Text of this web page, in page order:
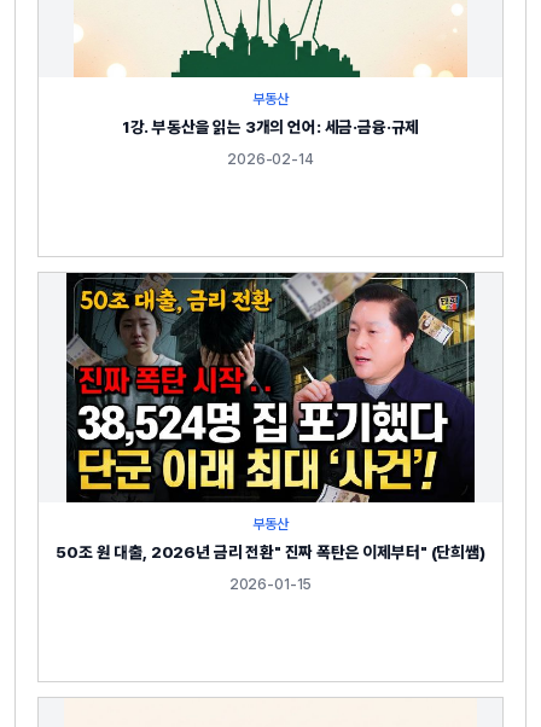
부동산
1강. 부동산을 읽는 3개의 언어: 세금·금융·규제
2026-02-14
부동산
50조 원 대출, 2026년 금리 전환" 진짜 폭탄은 이제부터" (단희쌤)
2026-01-15